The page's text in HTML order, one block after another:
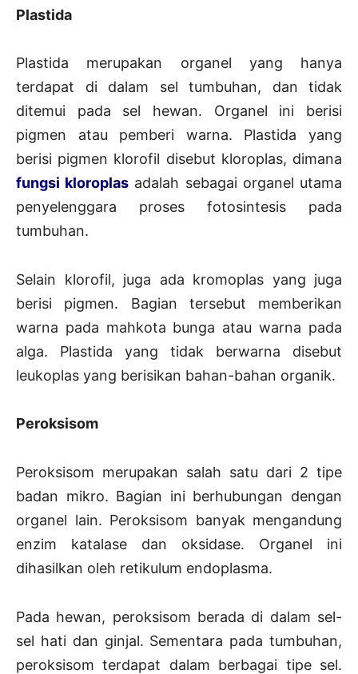
Plastida
Plastida merupakan organel yang hanya
terdapat di dalam sel tumbuhan, dan tidak
ditemui pada sel hewan. Organel ini berisi
pigmen atau pemberi warna. Plastida yang
berisi pigmen klorofil disebut kloroplas, dimana
fungsi kloroplas adalah sebagai organel utama
penyelenggara proses fotosintesis pada
tumbuhan.
Selain klorofil, juga ada kromoplas yang juga
berisi pigmen. Bagian tersebut memberikan
warna pada mahkota bunga atau warna pada
alga. Plastida yang tidak berwarna disebut
leukoplas yang berisikan bahan-bahan organik.
Peroksisom
Peroksisom merupakan salah satu dari 2 tipe
badan mikro. Bagian ini berhubungan dengan
organel lain. Peroksisom banyak mengandung
enzim katalase dan oksidase. Organel ini
dihasilkan oleh retikulum endoplasma.
Pada hewan, peroksisom berada di dalam sel-
sel hati dan ginjal. Sementara pada tumbuhan,
peroksisom terdapat dalam berbagai tipe sel.